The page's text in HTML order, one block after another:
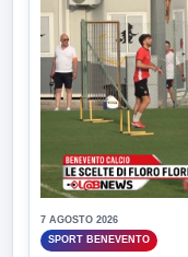
7 AGOSTO 2026
SPORT BENEVENTO